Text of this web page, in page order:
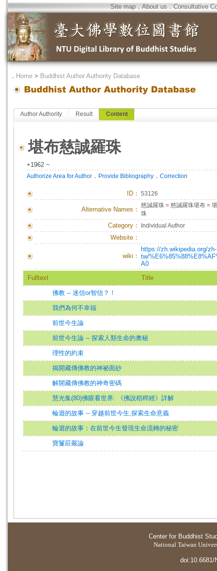
Site map．About us．Consultative
． Home > Buddhist Author Authority Database
Author Authority Result Content
堪布慈誠羅珠
+1962 ~
Authorize Area for Author ． Provide Bibliography ． Correction
ID ： 53126
Alternative Names：
慈誠羅珠 = 慈誠羅珠堪布 =
珠
Category： Individual Author
Website：
wiki：
https://zh.wikipedia.org/zh-
tw/
A0
Fulltext
Title
佛教 -- 迷信or智信？！
我們為何不幸福
前世今生論
前世今生論 -- 探索人類生命的奧秘
理性的約束
揭開藏傳佛教的神祕面紗
解開藏傳佛教的神奇密碼
慧光集(80)佛眼看世界: 《佛說稻稈經》詳解
輪迴的故事 -- 穿越前世今生,探索生命意義
輪迴的故事：在前世今生發現生命流轉的秘密
寶鬘莊嚴論
Center for Buddhist
National Taiwan
doi:10.6681/